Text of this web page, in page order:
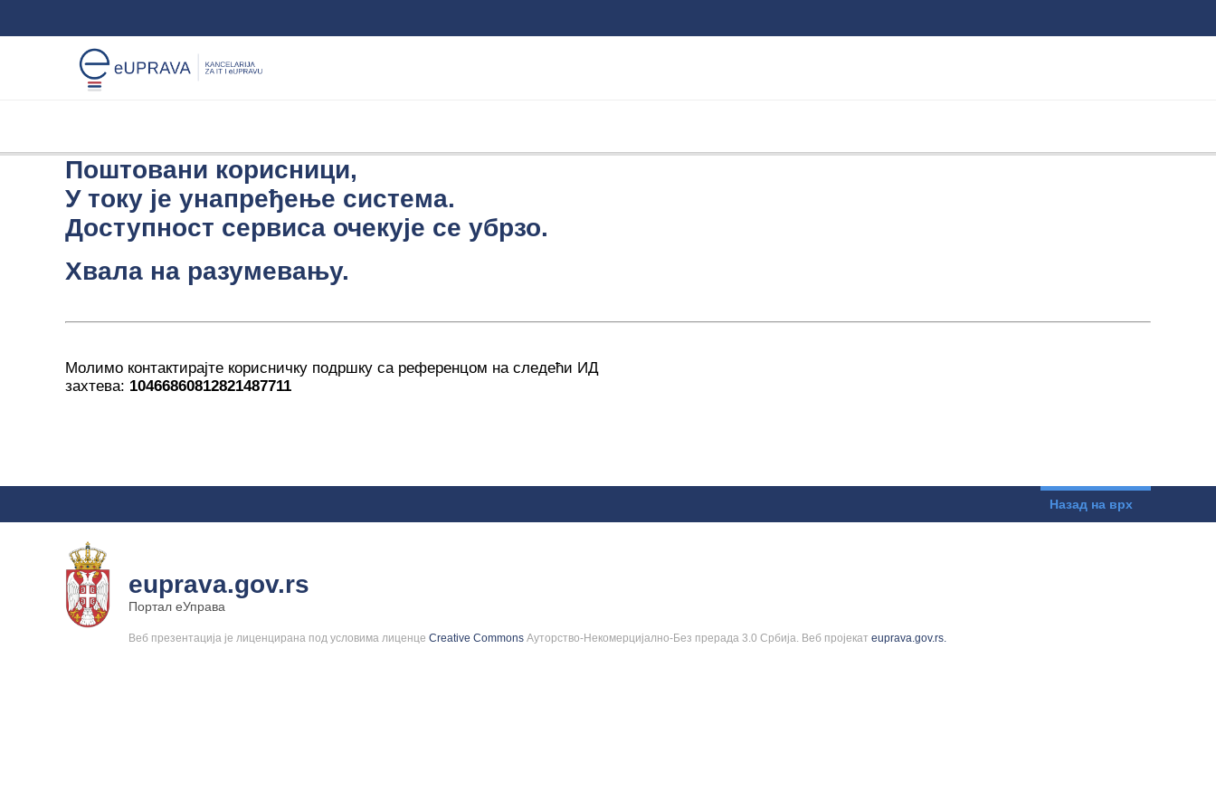
Поштовани корисници,
У току је унапређење система.
Доступност сервиса очекује се убрзо.
Хвала на разумевању.
Молимо контактирајте корисничку подршку са референцом на следећи ИД
захтева: 10466860812821487711
Назад на врх
euprava.gov.rs
Портал еУправа
Веб презентација је лиценцирана под условима лиценце Creative Commons Ауторство-Некомерцијално-Без прерада 3.0 Србија. Веб пројекат euprava.gov.rs.